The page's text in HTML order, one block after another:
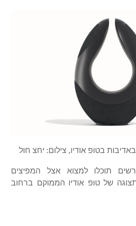
תוכלו למצוא אצל המפיצים
של טופ אודיו הממוקם ברחוב